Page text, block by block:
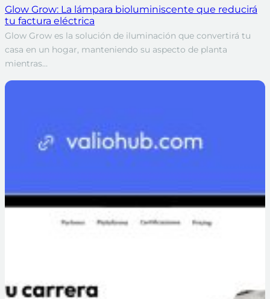
Glow Grow: La lámpara bioluminiscente que reducirá
tu factura eléctrica
Glow Grow es la solución de iluminación que convertirá tu
casa en un hogar, manteniendo su aspecto de planta
mientras…